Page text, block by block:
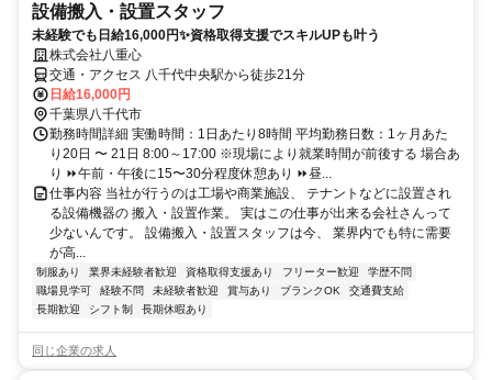
設備搬入・設置スタッフ
未経験でも日給16,000円✨資格取得支援でスキルUPも叶う
株式会社八重心
交通・アクセス 八千代中央駅から徒歩21分
日給16,000円
千葉県八千代市
勤務時間詳細 実働時間：1日あたり8時間 平均勤務日数：1ヶ月あた
り20日 〜 21日 8:00～17:00 ※現場により就業時間が前後する 場合あ
り ⏩午前・午後に15〜30分程度休憩あり ⏩昼...
仕事内容 当社が行うのは工場や商業施設、 テナントなどに設置され
る設備機器の 搬入・設置作業。 実はこの仕事が出来る会社さんって
少ないんです。 設備搬入・設置スタッフは今、 業界内でも特に需要
が高...
制服あり 業界未経験者歓迎 資格取得支援あり フリーター歓迎
学歴不問
職場見学可
経験不問 未経験者歓迎 賞与あり ブランクOK
交通費支給
長期歓迎
シフト制 長期休暇あり
同じ企業の求人